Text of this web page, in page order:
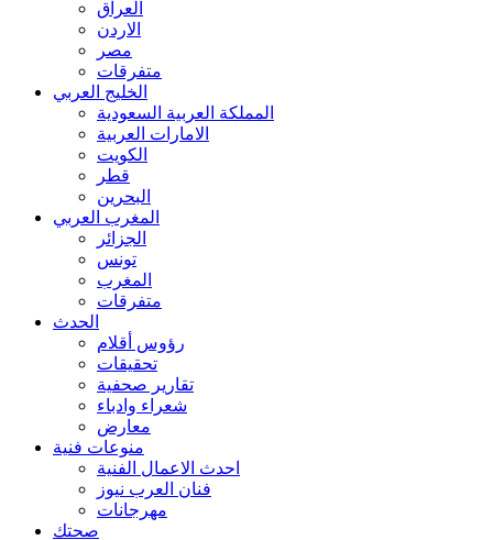
العراق
الاردن
مصر
متفرقات
الخليج العربي
المملكة العربية السعودية
الامارات العربية
الكويت
قطر
البحرين
المغرب العربي
الجزائر
تونس
المغرب
متفرقات
الحدث
رؤوس أقلام
تحقيقات
تقارير صحفية
شعراء وادباء
معارض
منوعات فنية
احدث الاعمال الفنية
فنان العرب نيوز
مهرجانات
صحتك